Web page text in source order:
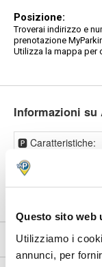
Questo sito web
Utilizziamo i
annunci, per
Posizione:
Troverai indirizzo e
prenotazione
Utilizza la mappa per
Informazioni su
🅿️ Caratteristiche:
⭐ Votato dai clienti:
9.2 135